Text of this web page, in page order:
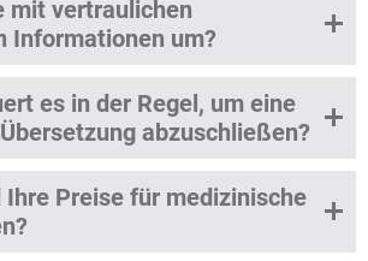
mit vertraulichen
Informationen um?
es in der Regel, um eine
abzuschließen?
Ihre Preise für medizinische